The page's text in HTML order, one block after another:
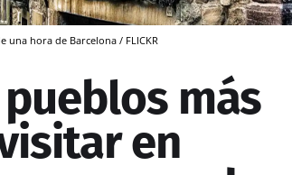
una hora de Barcelona / FLICKR
más
en